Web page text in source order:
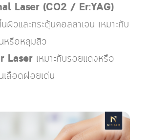
Laser (CO2 / Er:YAG)
ผิวและกระตุ้นคอลลาเจน เหมาะกับ
หรือหลุมสิว
Laser เหมาะกับรอยแดงหรือ
เลือดฝอยเด่น